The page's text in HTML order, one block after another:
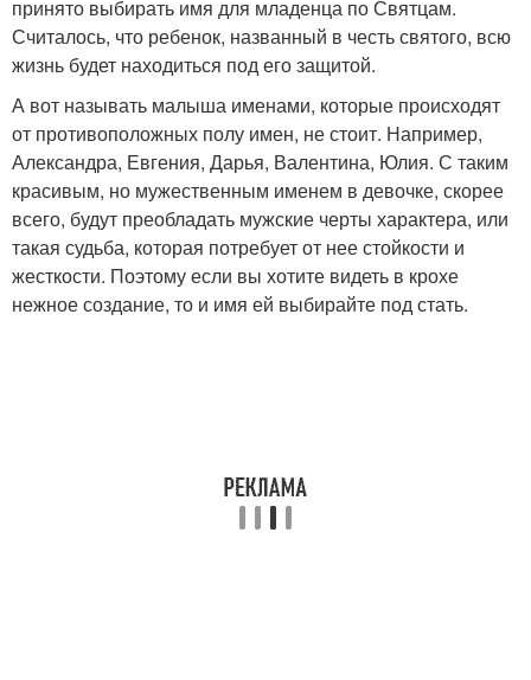
принято выбирать имя для младенца по Святцам.
Считалось, что ребенок, названный в честь святого, всю
жизнь будет находиться под его защитой.
А вот называть малыша именами, которые происходят
от противоположных полу имен, не стоит. Например,
Александра, Евгения, Дарья, Валентина, Юлия. С таким
красивым, но мужественным именем в девочке, скорее
всего, будут преобладать мужские черты характера, или
такая судьба, которая потребует от нее стойкости и
жесткости. Поэтому если вы хотите видеть в крохе
нежное создание, то и имя ей выбирайте под стать.